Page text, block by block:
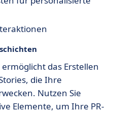
ermöglicht das Erstellen
die Ihre
Nutzen Sie
Elemente, um Ihre PR-